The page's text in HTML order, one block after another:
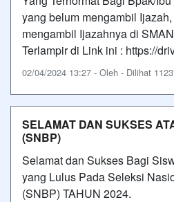
yang belum mengambil
mengambil Ijazahnya di
Terlampir di Link ini : https://
02/04/2024 13:27 - Oleh - Dilihat
SELAMAT DAN SUKSES
(SNBP)
Selamat dan Sukses Bagi
yang Lulus Pada Seleksi
(SNBP) TAHUN 2024.